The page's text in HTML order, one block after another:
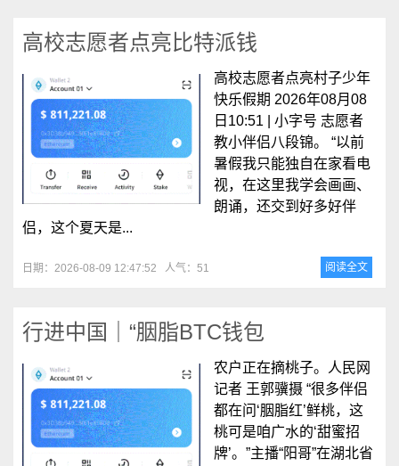
高校志愿者点亮比特派钱
高校志愿者点亮村子少年
快乐假期 2026年08月08
日10:51 | 小字号 志愿者
教小伴侣八段锦。 “以前
暑假我只能独自在家看电
视，在这里我学会画画、
朗诵，还交到好多好伴
侣，这个夏天是...
日期：2026-08-09 12:47:52 人气：51 阅读全文
行进中国｜“胭脂BTC钱包
农户正在摘桃子。人民网
记者 王郭骥摄 “很多伴侣
都在问‘胭脂红’鲜桃，这
桃可是咱广水的‘甜蜜招
牌’。”主播“阳哥”在湖北省